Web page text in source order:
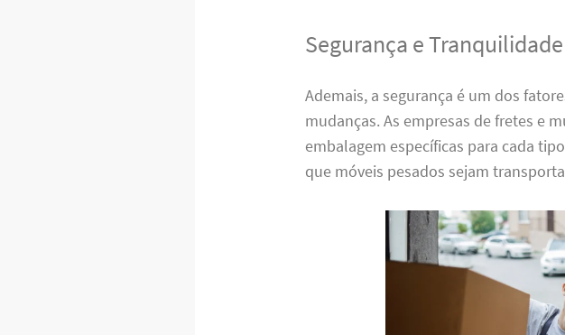
Segurança e Tranquilidade
Ademais, a segurança é um dos
mudanças. As empresas de fretes e
embalagem específicas para cada
que móveis pesados sejam